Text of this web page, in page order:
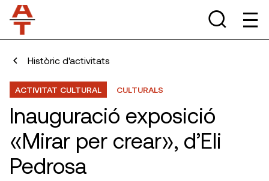
Històric d'activitats
ACTIVITAT CULTURAL CULTURALS
Inauguració exposició
«Mirar per crear», d’Eli
Pedrosa